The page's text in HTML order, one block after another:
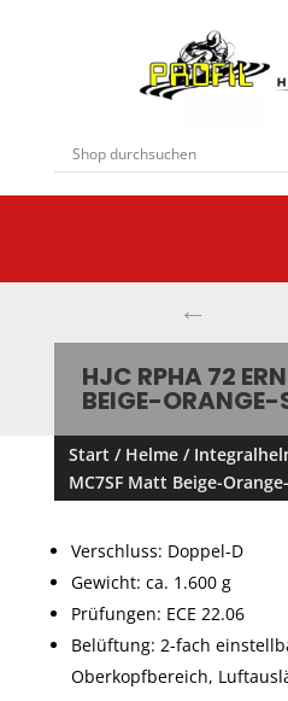
←
HJC RPHA 72
BEIGE-
Start / Helme/
MC7SF Matt Beige-
Verschluss: Doppel-D
Gewicht: ca. 1.600 g
Prüfungen: ECE 22.06
Belüftung: 2-fach
Oberkopfbereich,